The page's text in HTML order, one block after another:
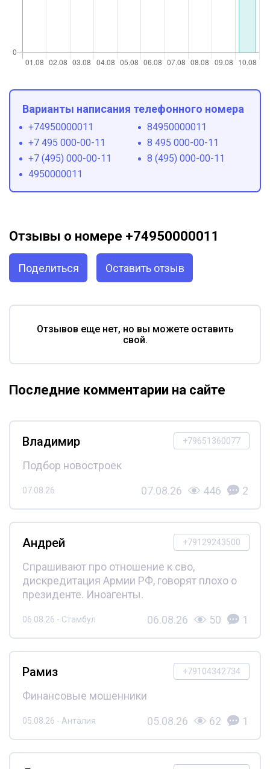
Варианты написания телефонного номера
+74950000011
84950000011
+7 495 000-00-11
8 495 000-00-11
+7 (495) 000-00-11
8 (495) 000-00-11
4950000011
Отзывы о номере +74950000011
Поделиться Оставить отзыв
Отзывов еще нет, но вы можете оставить
свой.
Последние комментарии на сайте
+79651360077
Владимир
Подбор новостроек
07.08.26 07.08.26 446 2
+79129243500
Андрей
Спрашивают про отношение к сво,
дискредитация Армии РФ, говорят плохо о
президенте. Иноагенты.
06.08.26 - Стамбул 06.08.26 50 1
+79104342734
Рамиз
Финансовые мошенники
05.08.26 - Анталия 05.08.26 62 1